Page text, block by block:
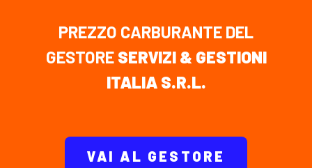
PREZZO CARBURANTE DEL
GESTORE SERVIZI & GESTIONI
ITALIA S.R.L.
VAI AL GESTORE